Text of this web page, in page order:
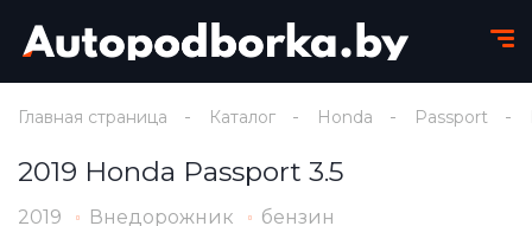
Главная страница Каталог Honda Passport
2019 Honda Passport 3.5
2019 Внедорожник бензин